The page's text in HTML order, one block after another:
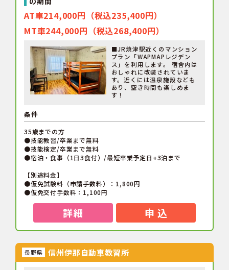
AT車214,000円（税込235,400円）
MT車244,000円（税込268,400円）
■JR焼津駅近くのマンション
プラン「WAPMAPレジデン
ス」を利用します。 宿舎内は
おしゃれに改装されていま
す。近くには温泉施設なども
あり、空き時間も楽しめま
す！
条件
35歳までの方
●技能教習/卒業まで無料
●技能検定/卒業まで無料
●宿泊・食事（1日3食付）/最短卒業予定日+3泊まで
【別途料金】
●仮免試験料（申請手数料）：1,800円
●仮免交付手数料：1,100円
詳細 申 込
長野県 信州伊那自動車教習所